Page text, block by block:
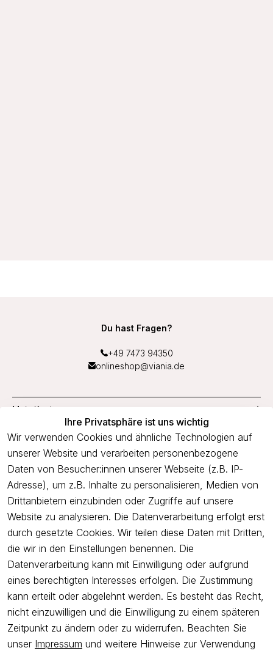
Ihre Privatsphäre ist uns wichtig
Wir verwenden Cookies und ähnliche Technologien auf
unserer Website und verarbeiten personenbezogene
Daten von Besucher:innen unserer Webseite (z.B. IP-
Adresse), um z.B. Inhalte zu personalisieren, Medien von
Drittanbietern einzubinden oder Zugriffe auf unsere
Website zu analysieren. Die Datenverarbeitung erfolgt erst
durch gesetzte Cookies. Wir teilen diese Daten mit Dritten,
die wir in den Einstellungen benennen. Die
Datenverarbeitung kann mit Einwilligung oder aufgrund
eines berechtigten Interesses erfolgen. Die Zustimmung
kann erteilt oder abgelehnt werden. Es besteht das Recht,
nicht einzuwilligen und die Einwilligung zu einem späteren
Zeitpunkt zu ändern oder zu widerrufen. Beachten Sie
unser Impressum und weitere Hinweise zur Verwendung
Du hast Fragen?
+49 7473 94350
onlineshop@viania.de
Mein Konto
Service
Unternehmen
Newsletter
Freue dich über 5€ Rabatt bei deiner nächsten Bestellung und
profitiere von Angeboten.
Newsletter abonnieren
Ich bestätige hiermit, dass ich die Datenschutzerklärung
gelesen
habe. Ich kann meine Einwilligung jederzeit widerrufen.